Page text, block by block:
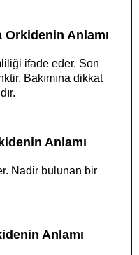
Orkidenin Anlamı
ifade eder. Son
Bakımına dikkat
Anlamı
Nadir bulunan bir
Anlamı